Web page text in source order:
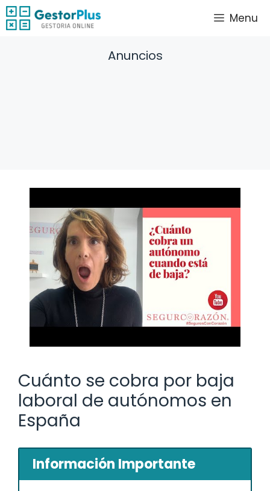
Saltar
al
Menu
Anuncios
Cuánto se cobra por baja
laboral de autónomos en
España
Información Importante